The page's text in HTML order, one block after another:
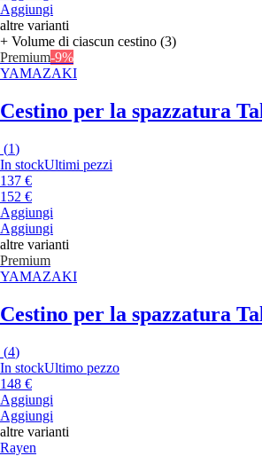
Aggiungi
altre varianti
+ Volume di ciascun cestino (3)
Premium-9%
YAMAZAKI
Cestino per la spazzatura
(1)
In stockUltimi pezzi
137 €
152 €
Aggiungi
Aggiungi
altre varianti
Premium
YAMAZAKI
Cestino per la spazzatura
(4)
In stockUltimo pezzo
148 €
Aggiungi
Aggiungi
altre varianti
Rayen